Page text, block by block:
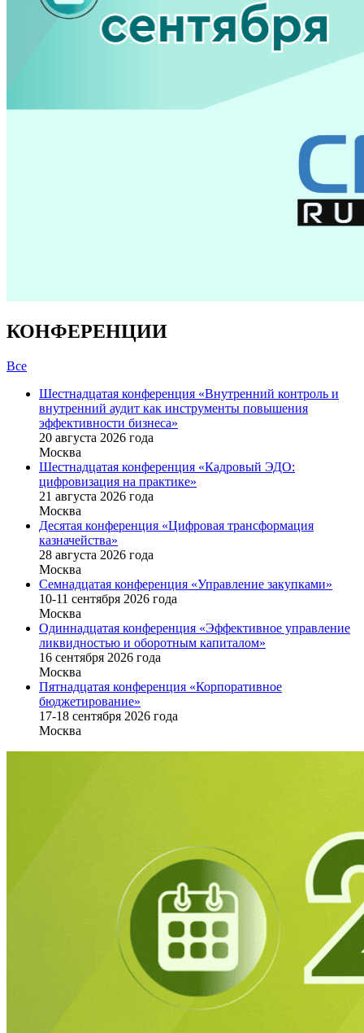
КОНФЕРЕНЦИИ
Все
Шестнадцатая конференция «Внутренний контроль и
внутренний аудит как инструменты повышения
эффективности бизнеса»
20 августа 2026 года
Москва
Шестнадцатая конференция «Кадровый ЭДО:
цифровизация на практике»
21 августа 2026 года
Москва
Десятая конференция «Цифровая трансформация
казначейства»
28 августа 2026 года
Москва
Семнадцатая конференция «Управление закупками»
10-11 сентября 2026 года
Москва
Одиннадцатая конференция «Эффективное управление
ликвидностью и оборотным капиталом»
16 cентября 2026 года
Москва
Пятнадцатая конференция «Корпоративное
бюджетирование»
17-18 сентября 2026 года
Москва